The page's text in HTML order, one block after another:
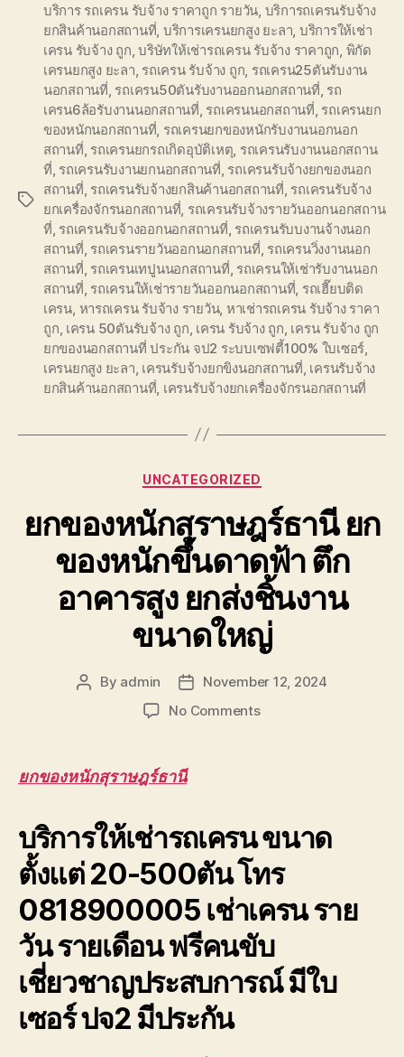
Tags
บริการ รถเครน รับจ้าง ราคาถูก รายวัน, บริการถเครนรับจ้าง
ยกสินค้านอกสถานที่, บริการเครนยกสูง ยะลา, บริการให้เช่า
เครน รับจ้าง ถูก,บริษัทให้เช่ารถเครน รับจ้าง ราคาถูก, พิกัด
เครนยกสูง ยะลา, รถเครน รับจ้าง ถูก, รถเครน25ตันรับงาน
นอกสถานที่, รถเครน50ตันรับงานออกนอกสถานที่, รถ
เครน6ล้อรับงานนอกสถานที่, รถเครนนอกสถานที่, รถเครนยก
ของหนักนอกสถานที่, รถเครนยกของหนักรับงานนอกนอก
สถานที่, รถเครนยกรถเกิดอุบัติเหตุ, รถเครนรับงานนอกสถาน
ที่, รถเครนรับงานยกนอกสถานที่, รถเครนรับจ้างยกของนอก
สถานที่, รถเครนรับจ้างยกสินค้านอกสถานที่, รถเครนรับจ้าง
ยกเครื่องจักรนอกสถานที่, รถเครนรับจ้างรายวันออกนอกสถาน
ที่, รถเครนรับจ้างออกนอกสถานที่, รถเครนรับบงานจ้างนอก
สถานที่, รถเครนรายวันออกนอกสถานที่, รถเครนวิ่งงานนอก
สถานที่, รถเครนเทปูนนอกสถานที่, รถเครนให้เช่ารับงานนอก
สถานที่, รถเครนให้เช่ารายวันออกนอกสถานที่, รถเฮี๊ยบติด
เครน, หารถเครน รับจ้าง รายวัน, หาเช่ารถเครน รับจ้าง ราคา
ถูก, เครน 50ตันรับจ้าง ถูก, เครน รับจ้าง ถูก, เครน รับจ้าง ถูก
ยกของนอกสถานที่ ประกัน จป2 ระบบเซฟตี้100% ใบเซอร์,
เครนยกสูง ยะลา, เครนรับจ้างยกขิงนอกสถานที่, เครนรับจ้าง
ยกสินค้านอกสถานที่, เครนรับจ้างยกเครื่องจักรนอกสถานที่
Categories
UNCATEGORIZED
ยกของหนักสุราษฎร์ธานี ยก
ของหนักขึ้นดาดฟ้า ตึก
อาคารสูง ยกส่งชิ้นงาน
ขนาดใหญ่
Post
By admin
Post
date
November 12, 2024
No Commentson
ของ
หนัก
ขึ้น
ดาดฟ้า
ตึก
สูง
ยก
ส่ง
ยกของหนักสุราษฎร์ธานี
บริการให้เช่ารถเครน ขนาด
ตั้งแต่ 20-500ตัน โทร
0818900005 เช่าเครน ราย
วัน รายเดือน ฟรีคนขับ
เชี่ยวชาญประสบการณ์ มีใบ
เซอร์ ปจ2 มีประกัน